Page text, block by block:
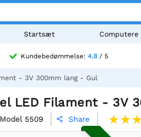
Startsæt Computere
Kundebedømmelse: 4.8 / 5
- 3V 300mm lang - Gul
LED Filament - 3V
Model 5509  Share